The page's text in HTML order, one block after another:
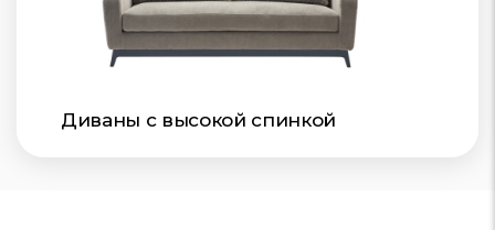
Диваны с высокой спинкой